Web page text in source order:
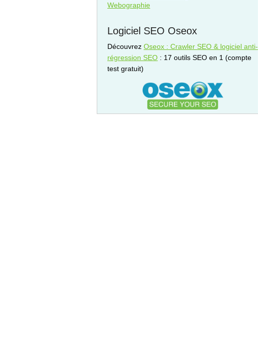
Webographie
Logiciel SEO Oseox
Découvrez Oseox : Crawler SEO & logiciel anti-
régression SEO : 17 outils SEO en 1 (compte
test gratuit)